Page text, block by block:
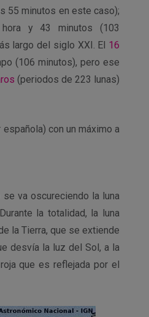
55 minutos en este caso);
y 43 minutos (103
largo del siglo XXI. El 16
(106 minutos), pero ese
(periodos de 223 lunas)
con un máximo a
va oscureciendo la luna
la totalidad, la luna
la Tierra, que se extiende
desvía la luz del Sol, a la
que es reflejada por el